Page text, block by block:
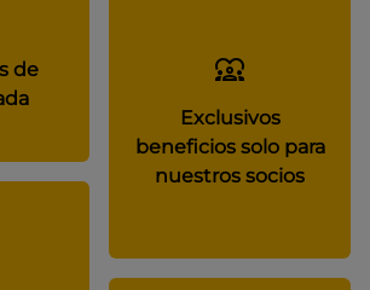
de
Exclusivos
beneficios solo para
nuestros socios